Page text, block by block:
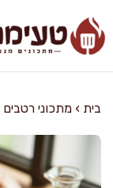
לתוכן
בית › מתכוני רטבים